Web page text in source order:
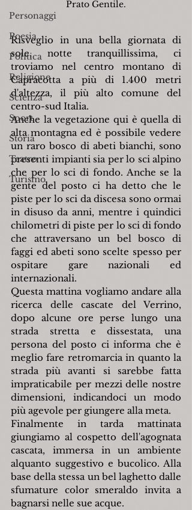
Personaggi
Poesia
Politica
Religione
Scienza
Sport
Storia
Teatro
Turismo
Prato Gentile.
Risveglio in una bella giornata di
sole, notte tranquillissima, ci
troviamo nel centro montano di
Capracotta a più di 1.400 metri
d'altezza, il più alto comune del
centro-sud Italia.
Anche la vegetazione qui è quella di
alta montagna ed è possibile vedere
un raro bosco di abeti bianchi, sono
presenti impianti sia per lo sci alpino
che per lo sci di fondo. Anche se la
gente del posto ci ha detto che le
piste per lo sci da discesa sono ormai
in disuso da anni, mentre i quindici
chilometri di piste per lo sci di fondo
che attraversano un bel bosco di
faggi ed abeti sono scelte spesso per
ospitare gare nazionali ed
internazionali.
Questa mattina vogliamo andare alla
ricerca delle cascate del Verrino,
dopo alcune ore perse lungo una
strada stretta e dissestata, una
persona del posto ci informa che è
meglio fare retromarcia in quanto la
strada più avanti si sarebbe fatta
impraticabile per mezzi delle nostre
dimensioni, indicandoci un modo
più agevole per giungere alla meta.
Finalmente in tarda mattinata
giungiamo al cospetto dell'agognata
cascata, immersa in un ambiente
alquanto suggestivo e bucolico. Alla
base della stessa un bel laghetto dalle
sfumature color smeraldo invita a
bagnarsi nelle sue acque.